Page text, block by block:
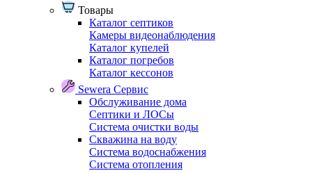
Товары
Каталог септиков
Камеры видеонаблюдения
Каталог купелей
Каталог погребов
Каталог кессонов
Sewera Сервис
Обслуживание дома
Септики и ЛОСы
Система очистки воды
Скважина на воду
Система водоснабжения
Система отопления